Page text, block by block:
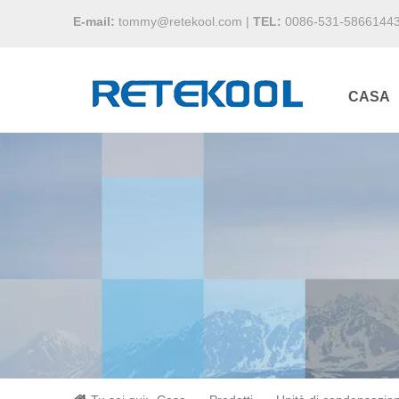
E-mail: tommy@retekool.com | TEL: 0086-531-
CASA